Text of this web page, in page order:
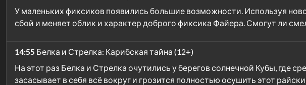
У маленьких фиксиков появились большие возможности. Используя
сбой и меняет облик и характер доброго фиксика Файера. Смогут ли
14:55 Белка и Стрелка: Карибская тайна (12+)
На этот раз Белка и Стрелка очутились у берегов солнечной Кубы,
засасывает в себя всё вокруг и грозится полностью осушить этот